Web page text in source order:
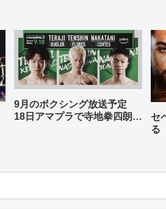
9月のボクシング放送予定
18日アマプラで寺地拳四朗、
セ
る